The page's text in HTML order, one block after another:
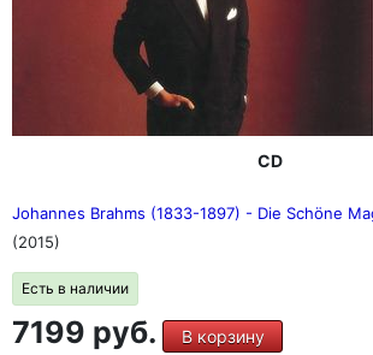
CD
Johannes Brahms (1833-1897) - Die Schöne
(2015)
Есть в наличии
7199 руб. В корзину